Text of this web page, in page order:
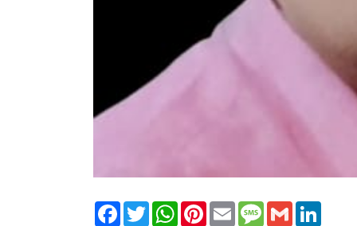
FacebookTwitterWhatsAppPinterest
Email Message
Gmail